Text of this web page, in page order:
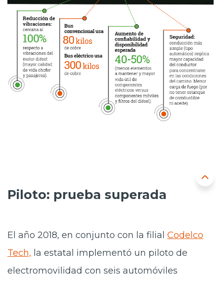
Piloto: prueba superada
El año 2018, en conjunto con la filial Codelco
Tech, la estatal implementó un piloto de
electromovilidad con seis automóviles